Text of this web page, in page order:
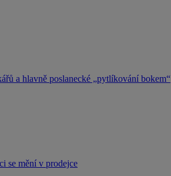
a hlavně poslanecké „pytlíkování bokem“
se mění v prodejce